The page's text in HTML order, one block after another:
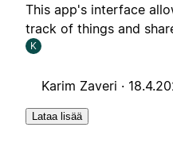
This app's interface
track of things and
K
Karim Zaveri ·
Lataa lisää